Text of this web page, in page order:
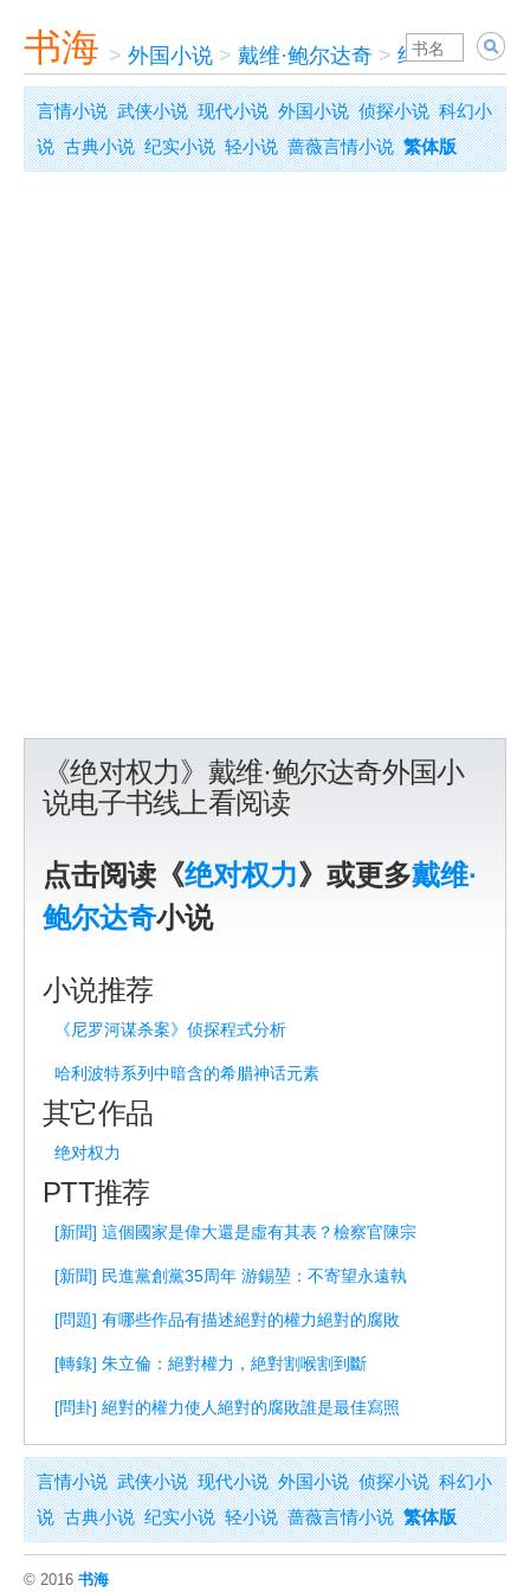
书海 > 外国小说 > 戴维·鲍尔达奇 > 绝对权力
言情小说 武侠小说 现代小说 外国小说 侦探小说 科幻小
说 古典小说 纪实小说 轻小说 蔷薇言情小说 繁体版
《绝对权力》戴维·鲍尔达奇外国小
说电子书线上看阅读
点击阅读《绝对权力》或更多戴维·
鲍尔达奇小说
小说推荐
《尼罗河谋杀案》侦探程式分析
哈利波特系列中暗含的希腊神话元素
其它作品
绝对权力
PTT推荐
[新聞] 這個國家是偉大還是虛有其表？檢察官陳宗
[新聞] 民進黨創黨35周年 游錫堃：不寄望永遠執
[問題] 有哪些作品有描述絕對的權力絕對的腐敗
[轉錄] 朱立倫：絕對權力，絶對割喉割到斷
[問卦] 絕對的權力使人絕對的腐敗誰是最佳寫照
言情小说 武侠小说 现代小说 外国小说 侦探小说 科幻小
说 古典小说 纪实小说 轻小说 蔷薇言情小说 繁体版
© 2016 书海